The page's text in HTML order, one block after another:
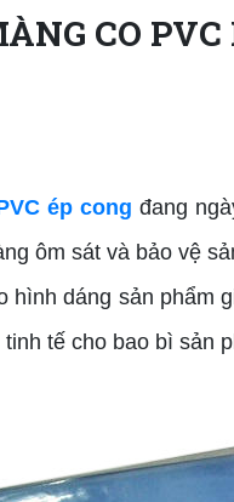
CO
ép cong đang
ôm sát và bảo vệ
dáng sản
tế cho bao bì sản